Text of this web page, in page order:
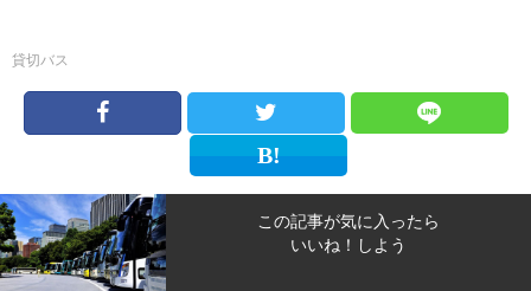
貸切バス
この記事が気に入ったら
いいね！しよう